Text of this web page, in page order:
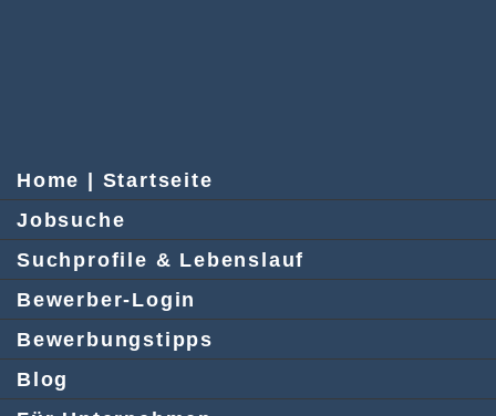
Home | Startseite
Jobsuche
Suchprofile & Lebenslauf
Bewerber-Login
Bewerbungstipps
Blog